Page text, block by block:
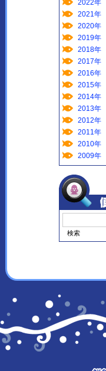
2022年
2021年
2020年
2019年
2018年
2017年
2016年
2015年
2014年
2013年
2012年
2011年
2010年
2009年